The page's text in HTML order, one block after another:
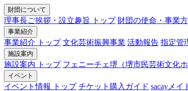
財団について
理事長ご挨拶・設立趣旨 トップ 財団の使命・事業
事業紹介
事業紹介 トップ 文化芸術振興事業 活動報告 指定管
施設案内
施設案内 トップ フェニーチェ堺（堺市民芸術文化ホ
イベント
イベント情報 トップ チケット購入ガイド sacayメイ